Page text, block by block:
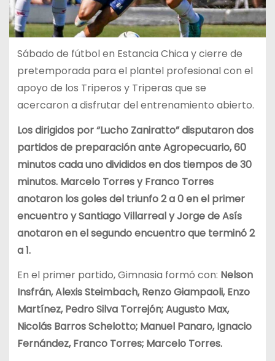
Sábado de fútbol en Estancia Chica y cierre de
pretemporada para el plantel profesional con el
apoyo de los Triperos y Triperas que se
acercaron a disfrutar del entrenamiento abierto.
Los dirigidos por “Lucho Zaniratto” disputaron dos
partidos de preparación ante Agropecuario, 60
minutos cada uno divididos en dos tiempos de 30
minutos. Marcelo Torres y Franco Torres
anotaron los goles del triunfo 2 a 0 en el primer
encuentro y Santiago Villarreal y Jorge de Asís
anotaron en el segundo encuentro que terminó 2
a 1.
En el primer partido, Gimnasia formó con: Nelson
Insfrán, Alexis Steimbach, Renzo Giampaoli, Enzo
Martínez, Pedro Silva Torrejón; Augusto Max,
Nicolás Barros Schelotto; Manuel Panaro, Ignacio
Fernández, Franco Torres; Marcelo Torres.